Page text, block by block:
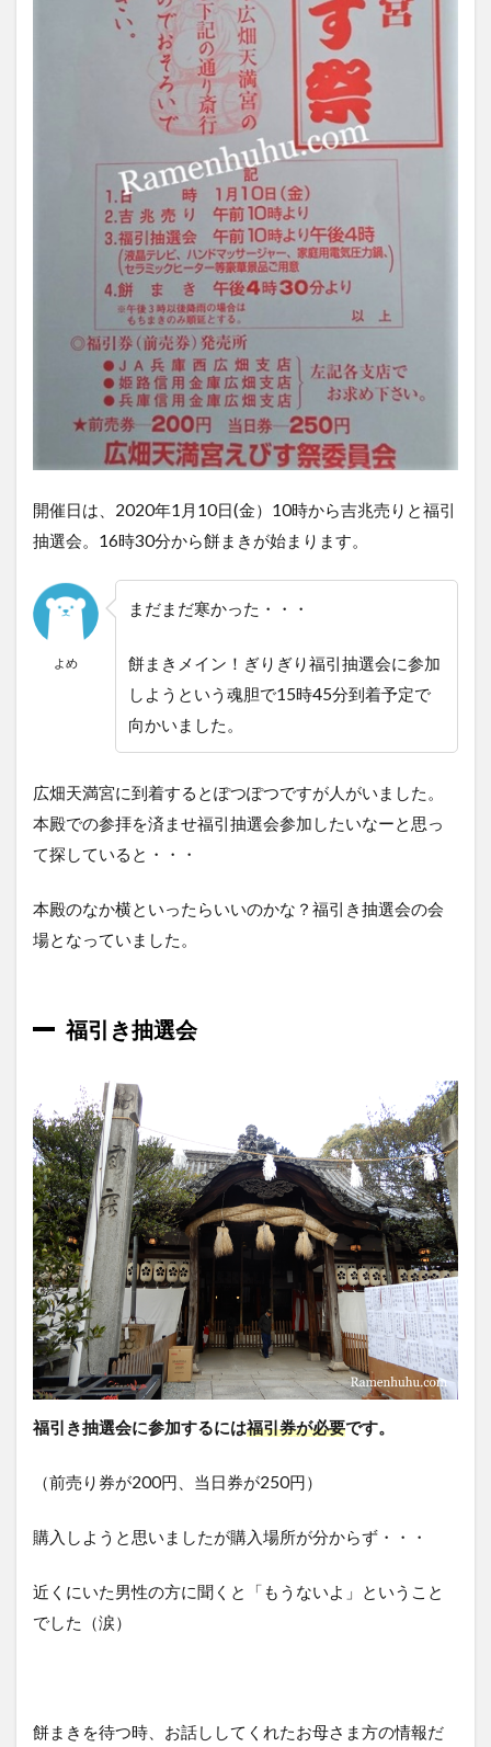
開催日は、2020年1月10日(金）10時から吉兆売りと福引
抽選会。16時30分から餅まきが始まります。
よめ
まだまだ寒かった・・・
餅まきメイン！ぎりぎり福引抽選会に参加
しようという魂胆で15時45分到着予定で
向かいました。
広畑天満宮に到着するとぽつぽつですが人がいました。
本殿での参拝を済ませ福引抽選会参加したいなーと思っ
て探していると・・・
本殿のなか横といったらいいのかな？福引き抽選会の会
場となっていました。
福引き抽選会
福引き抽選会に参加するには福引券が必要です。
（前売り券が200円、当日券が250円）
購入しようと思いましたが購入場所が分からず・・・
近くにいた男性の方に聞くと「もうないよ」ということ
でした（涙）
餅まきを待つ時、お話ししてくれたお母さま方の情報だ